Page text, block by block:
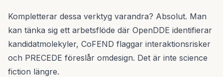
Kompletterar dessa verktyg varandra? Absolut. Man
kan tänka sig ett arbetsflöde där OpenDDE identifierar
kandidatmolekyler, CoFEND flaggar interaktionsrisker
och PRECEDE föreslår omdesign. Det är inte science
fiction längre.